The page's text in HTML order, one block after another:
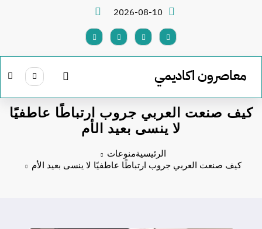
2026-08-10
معاصرون اكاديمي
كيف صنعت العربي جروب ارتباطًا عاطفيًا
لا ينسى بعيد الأم
الرئيسيةمنوعات
كيف صنعت العربي جروب ارتباطًا عاطفيًا لا ينسى بعيد الأم